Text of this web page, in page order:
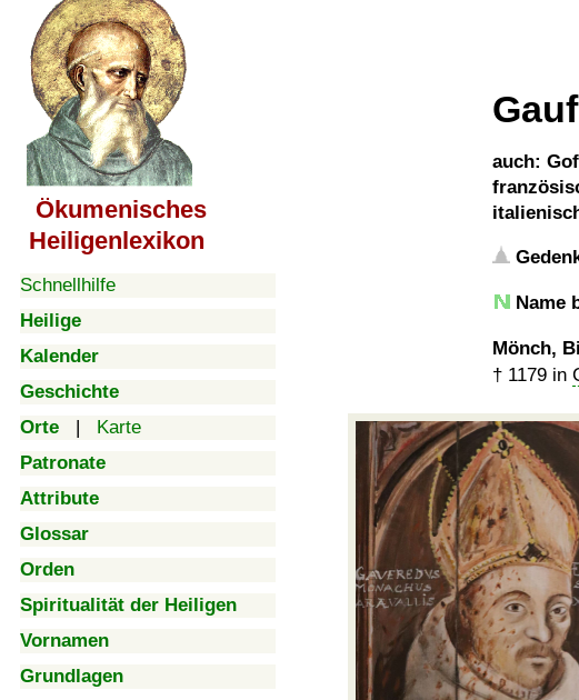
Ökumenisches
Heiligenlexikon
Schnellhilfe
Heilige
Kalender
Geschichte
Orte | Karte
Patronate
Attribute
Glossar
Orden
Spiritualität der Heiligen
Vornamen
Grundlagen
auch:
Name
Mönch,
† 1179 in